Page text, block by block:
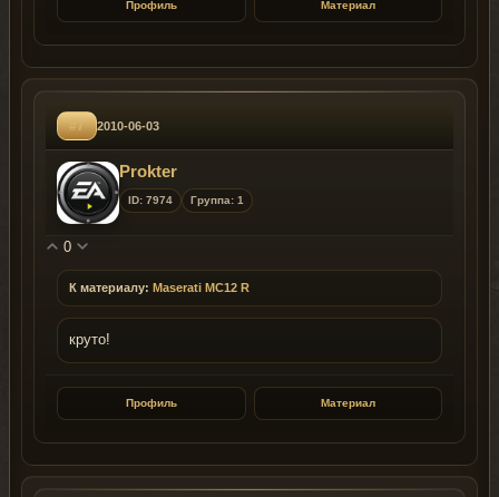
Профиль Материал
#7 2010-06-03
Prokter
ID: 7974 Группа: 1
0
К материалу: Maserati MC12 R
круто!
Профиль Материал